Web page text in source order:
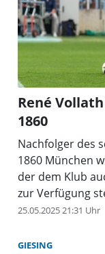
René
1860
Nachfolger des
1860 München
der dem Klub
zur Verfügung
25.05.2025 21:31 Uhr
GIESING